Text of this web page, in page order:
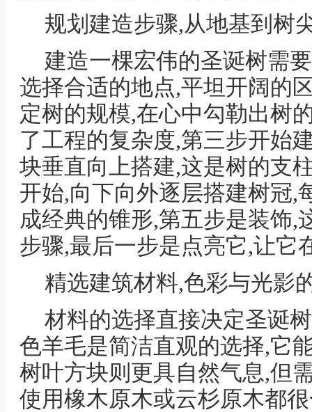
规划建造步骤,从地基到树
建造一棵宏伟的圣诞树需
选择合适的地点,平坦开阔的
定树的规模,在心中勾勒出树
了工程的复杂度,第三步开始
块垂直向上搭建,这是树的支
开始,向下向外逐层搭建树冠,
成经典的锥形,第五步是装饰,
步骤,最后一步是点亮它,让它
精选建筑材料,色彩与光影
材料的选择直接决定圣诞
色羊毛是简洁直观的选择,它
树叶方块则更具自然气息,但
使用橡木原木或云杉原木都